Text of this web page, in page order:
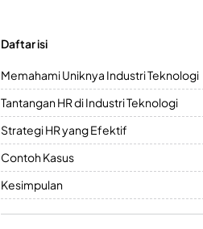
Daftar isi
Memahami Uniknya Industri Teknologi
Tantangan HR di Industri Teknologi
Strategi HR yang Efektif
Contoh Kasus
Kesimpulan